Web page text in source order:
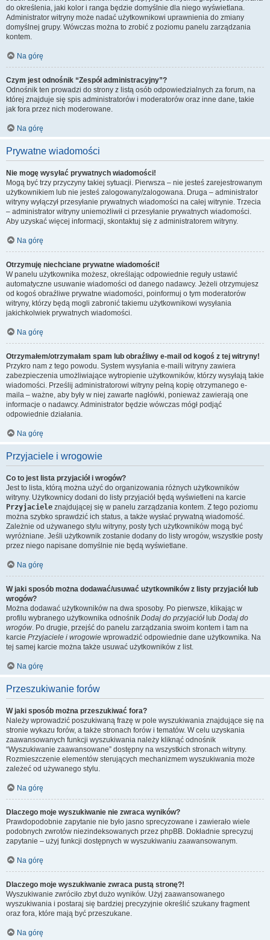
do określenia, jaki kolor i ranga będzie domyślnie dla niego wyświetlana.
Administrator witryny może nadać użytkownikowi uprawnienia do zmiany
domyślnej grupy. Wówczas można to zrobić z poziomu panelu zarządzania
kontem.
Na górę
Czym jest odnośnik “Zespół administracyjny”?
Odnośnik ten prowadzi do strony z listą osób odpowiedzialnych za forum, na
której znajduje się spis administratorów i moderatorów oraz inne dane, takie
jak fora przez nich moderowane.
Na górę
Prywatne wiadomości
Nie mogę wysyłać prywatnych wiadomości!
Mogą być trzy przyczyny takiej sytuacji. Pierwsza – nie jesteś zarejestrowanym
użytkownikiem lub nie jesteś zalogowany/zalogowana. Druga – administrator
witryny wyłączył przesyłanie prywatnych wiadomości na całej witrynie. Trzecia
– administrator witryny uniemożliwił ci przesyłanie prywatnych wiadomości.
Aby uzyskać więcej informacji, skontaktuj się z administratorem witryny.
Na górę
Otrzymuję niechciane prywatne wiadomości!
W panelu użytkownika możesz, określając odpowiednie reguły ustawić
automatyczne usuwanie wiadomości od danego nadawcy. Jeżeli otrzymujesz
od kogoś obraźliwe prywatne wiadomości, poinformuj o tym moderatorów
witryny, którzy będą mogli zabronić takiemu użytkownikowi wysyłania
jakichkolwiek prywatnych wiadomości.
Na górę
Otrzymałem/otrzymałam spam lub obraźliwy e-mail od kogoś z tej witryny!
Przykro nam z tego powodu. System wysyłania e-maili witryny zawiera
zabezpieczenia umożliwiające wytropienie użytkowników, którzy wysyłają takie
wiadomości. Prześlij administratorowi witryny pełną kopię otrzymanego e-
maila – ważne, aby były w niej zawarte nagłówki, ponieważ zawierają one
informacje o nadawcy. Administrator będzie wówczas mógł podjąć
odpowiednie działania.
Na górę
Przyjaciele i wrogowie
Co to jest lista przyjaciół i wrogów?
Jest to lista, którą można użyć do organizowania różnych użytkowników
witryny. Użytkownicy dodani do listy przyjaciół będą wyświetleni na karcie
Przyjaciele znajdującej się w panelu zarządzania kontem. Z tego poziomu
można szybko sprawdzić ich status, a także wysłać prywatną wiadomość.
Zależnie od używanego stylu witryny, posty tych użytkowników mogą być
wyróżniane. Jeśli użytkownik zostanie dodany do listy wrogów, wszystkie posty
przez niego napisane domyślnie nie będą wyświetlane.
Na górę
W jaki sposób można dodawać/usuwać użytkowników z listy przyjaciół lub
wrogów?
Można dodawać użytkowników na dwa sposoby. Po pierwsze, klikając w
profilu wybranego użytkownika odnośnik Dodaj do przyjaciół lub Dodaj do
wrogów. Po drugie, przejść do panelu zarządzania swoim kontem i tam na
karcie Przyjaciele i wrogowie wprowadzić odpowiednie dane użytkownika. Na
tej samej karcie można także usuwać użytkowników z list.
Na górę
Przeszukiwanie forów
W jaki sposób można przeszukiwać fora?
Należy wprowadzić poszukiwaną frazę w pole wyszukiwania znajdujące się na
stronie wykazu forów, a także stronach forów i tematów. W celu uzyskania
zaawansowanych funkcji wyszukiwania należy kliknąć odnośnik
“Wyszukiwanie zaawansowane” dostępny na wszystkich stronach witryny.
Rozmieszczenie elementów sterujących mechanizmem wyszukiwania może
zależeć od używanego stylu.
Na górę
Dlaczego moje wyszukiwanie nie zwraca wyników?
Prawdopodobnie zapytanie nie było jasno sprecyzowane i zawierało wiele
podobnych zwrotów niezindeksowanych przez phpBB. Dokładnie sprecyzuj
zapytanie – użyj funkcji dostępnych w wyszukiwaniu zaawansowanym.
Na górę
Dlaczego moje wyszukiwanie zwraca pustą stronę?!
Wyszukiwanie zwróciło zbyt dużo wyników. Użyj zaawansowanego
wyszukiwania i postaraj się bardziej precyzyjnie określić szukany fragment
oraz fora, które mają być przeszukane.
Na górę